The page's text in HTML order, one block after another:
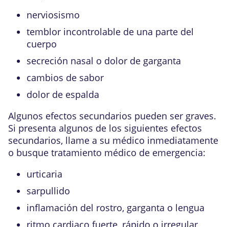
nerviosismo
temblor incontrolable de una parte del
cuerpo
secreción nasal o dolor de garganta
cambios de sabor
dolor de espalda
Algunos efectos secundarios pueden ser graves.
Si presenta algunos de los siguientes efectos
secundarios, llame a su médico inmediatamente
o busque tratamiento médico de emergencia:
urticaria
sarpullido
inflamación del rostro, garganta o lengua
ritmo cardiaco fuerte, rápido o irregular